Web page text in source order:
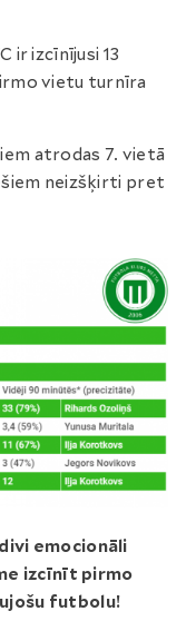
ir izcīnījusi 13
vietu turnīra
atrodas 7. vietā
neizšķirti pret
emocionāli
izcīnīt pirmo
futbolu!